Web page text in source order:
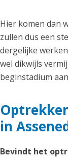
Hier komen dan
zullen dus een
dergelijke
wel dikwijls
beginstadium
in
Bevindt het